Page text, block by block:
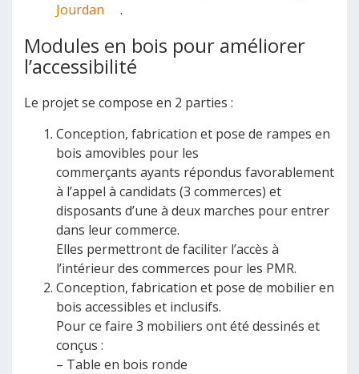
Jourdan
.
Modules en bois pour améliorer
l’accessibilité
Le projet se compose en 2 parties :
Conception, fabrication et pose de rampes en
bois amovibles pour les
commerçants ayants répondus favorablement
à l’appel à candidats (3 commerces) et
disposants d’une à deux marches pour entrer
dans leur commerce.
Elles permettront de faciliter l’accès à
l’intérieur des commerces pour les PMR.
Conception, fabrication et pose de mobilier en
bois accessibles et inclusifs.
Pour ce faire 3 mobiliers ont été dessinés et
conçus :
– Table en bois ronde